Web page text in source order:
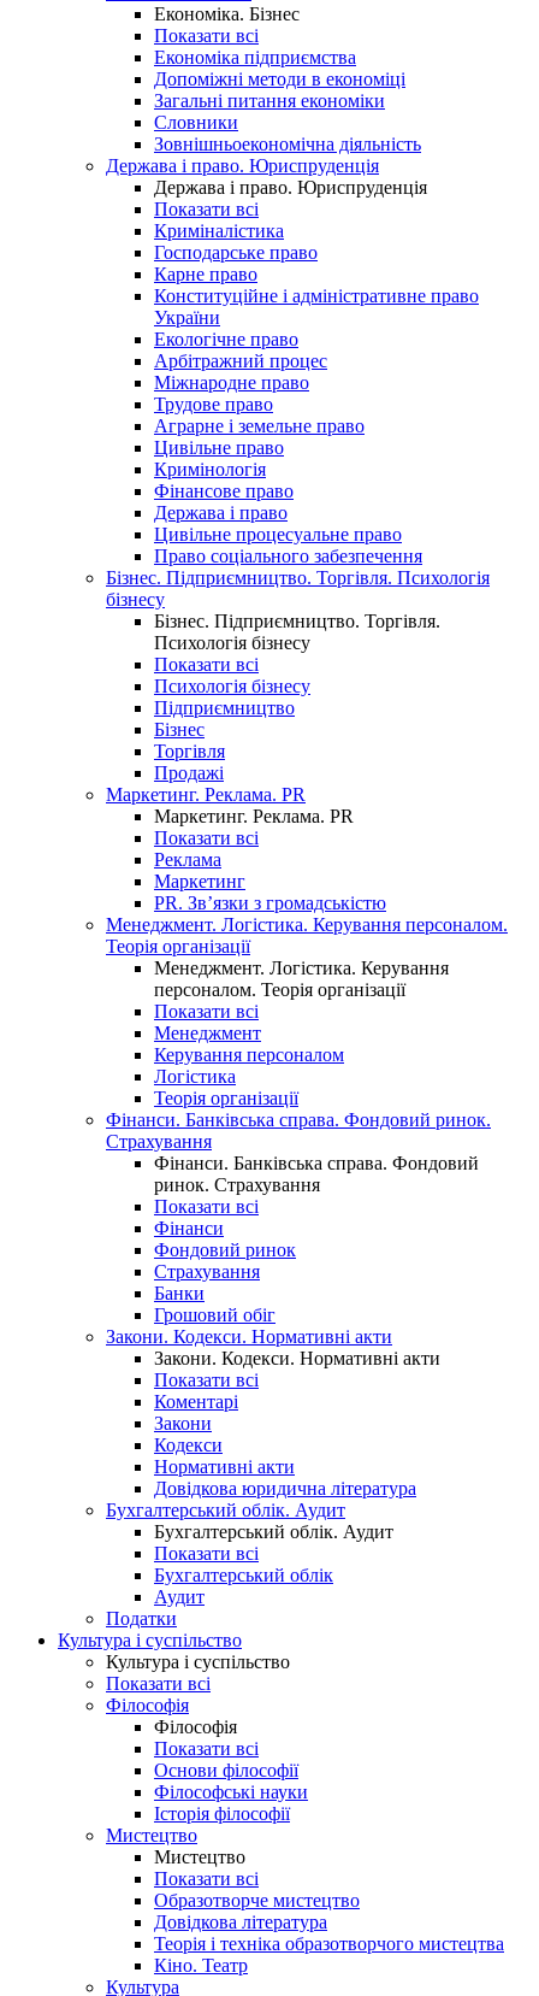
Економіка. Бізнес
Показати всі
Економіка підприємства
Допоміжні методи в економіці
Загальні питання економіки
Словники
Зовнішньоекономічна діяльність
Держава і право. Юриспруденція
Держава і право. Юриспруденція
Показати всі
Криміналістика
Господарське право
Карне право
Конституційне і адміністративне право
України
Екологічне право
Арбітражний процес
Міжнародне право
Трудове право
Аграрне і земельне право
Цивільне право
Кримінологія
Фінансове право
Держава і право
Цивільне процесуальне право
Право соціального забезпечення
Бізнес. Підприємництво. Торгівля. Психологія
бізнесу
Бізнес. Підприємництво. Торгівля.
Психологія бізнесу
Показати всі
Психологія бізнесу
Підприємництво
Бізнес
Торгівля
Продажі
Маркетинг. Реклама. PR
Маркетинг. Реклама. PR
Показати всі
Реклама
Маркетинг
PR. Зв’язки з громадськістю
Менеджмент. Логістика. Керування персоналом.
Теорія організації
Менеджмент. Логістика. Керування
персоналом. Теорія організації
Показати всі
Менеджмент
Керування персоналом
Логістика
Теорія організації
Фінанси. Банківська справа. Фондовий ринок.
Страхування
Фінанси. Банківська справа. Фондовий
ринок. Страхування
Показати всі
Фінанси
Фондовий ринок
Страхування
Банки
Грошовий обіг
Закони. Кодекси. Нормативні акти
Закони. Кодекси. Нормативні акти
Показати всі
Коментарі
Закони
Кодекси
Нормативні акти
Довідкова юридична література
Бухгалтерський облік. Аудит
Бухгалтерський облік. Аудит
Показати всі
Бухгалтерський облік
Аудит
Податки
Культура і суспільство
Культура і суспільство
Показати всі
Філософія
Філософія
Показати всі
Основи філософії
Філософські науки
Історія філософії
Мистецтво
Мистецтво
Показати всі
Образотворче мистецтво
Довідкова література
Теорія і техніка образотворчого мистецтва
Кіно. Театр
Культура